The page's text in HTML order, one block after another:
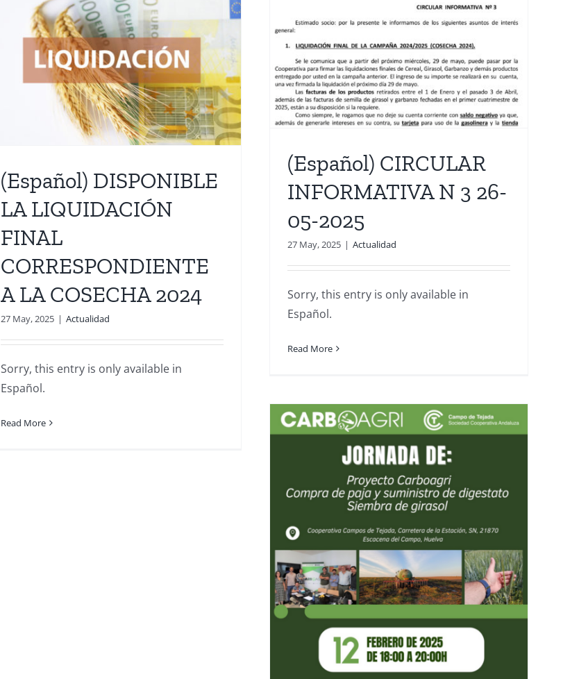
(Español) DISPONIBLE
LA LIQUIDACIÓN
FINAL
CORRESPONDIENTE
A LA COSECHA 2024
27 May, 2025 | Actualidad
Sorry, this entry is only available in
Español.
Read More
(Español) CIRCULAR
INFORMATIVA N 3 26-05-
2025
Actualidad
(Español) CIRCULAR
INFORMATIVA N 3 26-
05-2025
27 May, 2025 | Actualidad
Sorry, this entry is only available in
Español.
Read More